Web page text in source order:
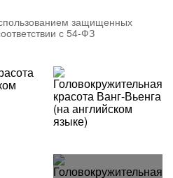
защищенных
с 54-ФЗ